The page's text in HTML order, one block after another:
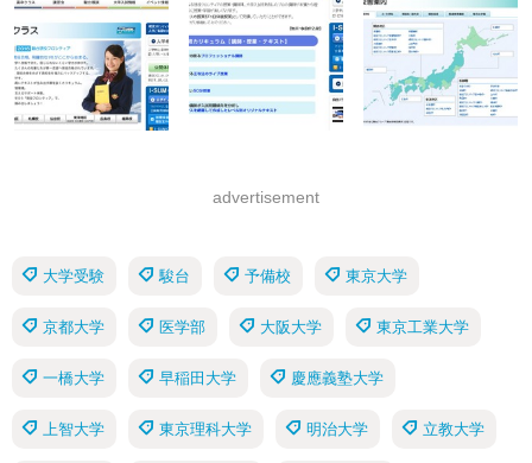
advertisement
大学受験 駿台 予備校 東京大学
京都大学 医学部 大阪大学 東京工業大学
一橋大学 早稲田大学 慶應義塾大学
上智大学 東京理科大学 明治大学 立教大学